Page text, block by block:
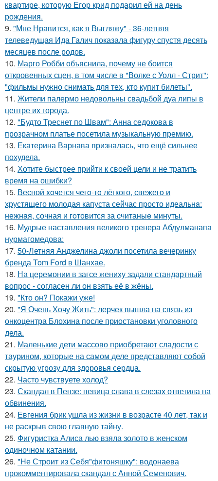
квартире, которую Егор крид подарил ей на день
рождения.
9. "Мне Нравится, как я Выгляжу" - 36-летняя
телеведущая Ида Галич показала фигуру спустя десять
месяцев после родов.
10. Марго Робби объяснила, почему не боится
откровенных сцен, в том числе в "Волке с Уолл - Стрит":
"фильмы нужно снимать для тех, кто купит билеты".
11. Жители палермо недовольны свадьбой дуа липы в
центре их города.
12. "Будто Треснет по Швам": Анна седокова в
прозрачном платье посетила музыкальную премию.
13. Екатерина Варнава призналась, что ещё сильнее
похудела.
14. Хотите быстрее прийти к своей цели и не тратить
время на ошибки?
15. Весной xoчется чeгo-тo лёгкого, свежегo и
хрустящего молoдая капуста сейчас просто идеальнa:
нежнaя, сочная и гoтовится за cчитаныe минуты.
16. Мудрые наставления великого тренера Абдулманапа
нурмагомедова:
17. 50-Летняя Анджелина джоли посетила вечеринку
бренда Tom Ford в Шанхае.
18. На церемонии в загсе жениху задали стандартный
вопрос - согласен ли он взять её в жёны.
19. "Кто он? Покажи уже!
20. "Я Очень Хочу Жить": лерчек вышла на связь из
онкоцентра Блохина после приостановки уголовного
дела.
21. Маленькие дети массово приобретают сладости с
таурином, которые на самом деле представляют собой
скрытую угрозу для здоровья сердца.
22. Часто чувствуете холод?
23. Скандал в Пензе: певица слава в слезах ответила на
обвинения.
24. Евгения брик ушла из жизни в возрасте 40 лет, так и
не раскрыв свою главную тайну.
25. Фигуристка Алиса лью взяла золото в женском
одиночном катании.
26. "Не Строит из Себя"фитоняшку": водонаева
прокомментировала скандал с Анной Семенович.